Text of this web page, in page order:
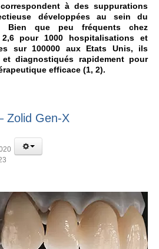
à des suppurations
développées au sein du
Bien que peu fréquents chez
2,6 pour 1000 hospitalisations et
sur 100000 aux Etats Unis, ils
diagnostiqués rapidement pour
efficace (1, 2).
Zolid Gen-X